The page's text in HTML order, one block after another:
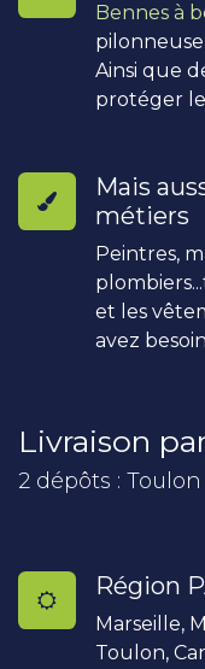
Bennes à
Ainsi que
protéger
Mais
métiers
Peintres,
et les
avez
Livraison
2 dépôts :
Région
Marseille,
Toulon,